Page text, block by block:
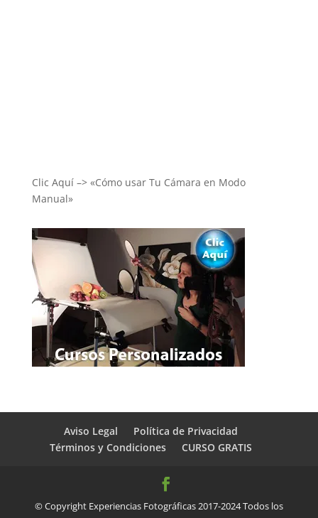
Clic Aquí –> «Cómo usar Tu Cámara en Modo
Manual»
Aviso Legal
Política de Privacidad
Términos y Condiciones
CURSO GRATIS
© Copyright Experiencias Fotográficas 2017-2024 Todos los